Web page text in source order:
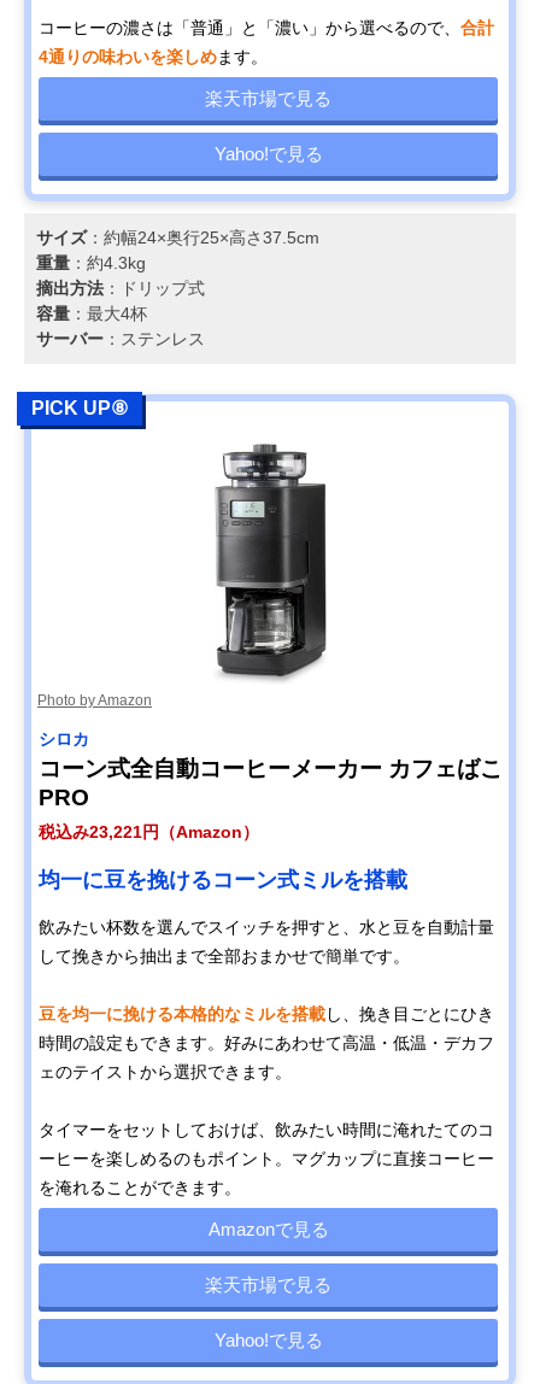
コーヒーの濃さは「普通」と「濃い」から選べるので、 合計
4通りの味わいを楽しめます。
楽天市場で見る
Yahoo!で見る
サイズ：約幅24×奥行25×高さ37.5cm
重量 ：約4.3kg
摘出方法 ：ドリップ式
容量 ：最大4杯
サーバー ：ステンレス
PICK UP⑧
Photo by Amazon
シロカ
コーン式全自動コーヒーメーカー カフェばこ
PRO
税込み23,221円（Amazon）
均一に豆を挽けるコーン式ミルを搭載
飲みたい杯数を選んでスイッチを押すと、水と豆を自動計量
して挽きから抽出まで全部おまかせで簡単です。
豆を均一に挽ける本格的なミルを搭載し、挽き目ごとにひき
時間の設定もできます。好みにあわせて高温・低温・デカフ
ェのテイストから選択できます。
タイマーをセットしておけば、飲みたい時間に淹れたてのコ
ーヒーを楽しめるのもポイント。マグカップに直接コーヒー
を淹れることができます。
Amazonで見る
楽天市場で見る
Yahoo!で見る